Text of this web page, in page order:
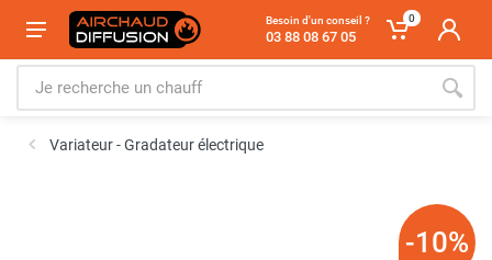
Besoin d'un conseil ?
03 88 08 67 05
0
Variateur - Gradateur électrique
-10%